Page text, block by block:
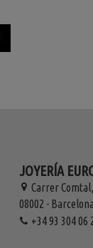
JOYERÍA
Carrer
08002 - Barcelona
+34 93 304 06